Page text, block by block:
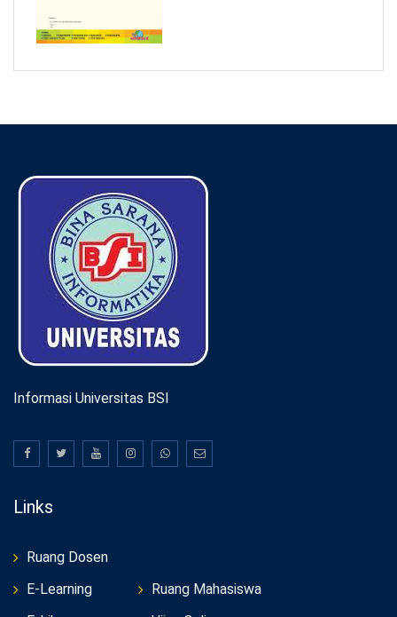
Informasi Universitas BSI
Links
Ruang Dosen
E-Learning
Ruang Mahasiswa